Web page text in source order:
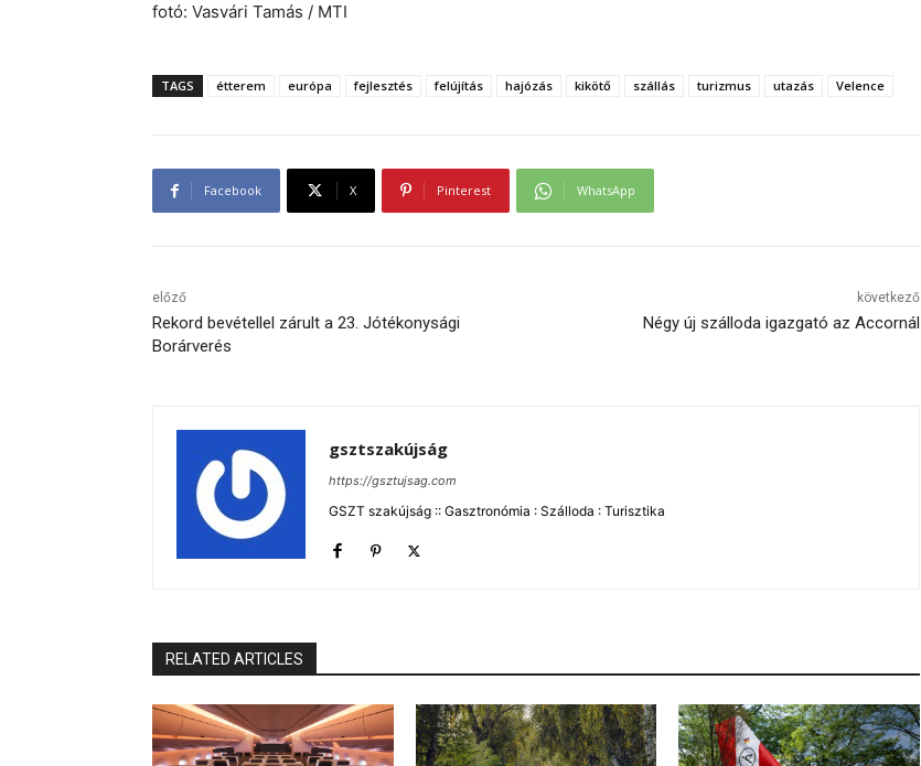
fotó: Vasvári Tamás / MTI
TAGS étterem európa fejlesztés felújítás hajózás kikötő szállás turizmus utazás Velence
Facebook X Pinterest WhatsApp
előző
Rekord bevétellel zárult a 23. Jótékonysági
Borárverés
következő
Négy új szálloda igazgató az Accornál
gsztszakújság
https://gsztujsag.com
GSZT szakújság :: Gasztronómia : Szálloda : Turisztika
RELATED ARTICLES